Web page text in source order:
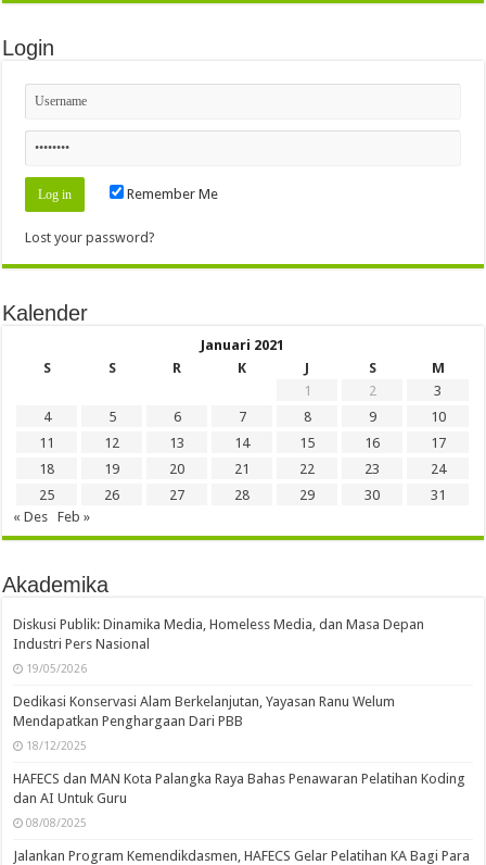
Login
Remember Me
Lost your password?
Kalender
Januari 2021
S
S R K J S
M
1
2
3
4
5 6 7 8 9
10
11
12 13 14 15 16
17
18
19 20 21 22 23
24
25
26 27 28 29 30
31
« Des
Feb »
Akademika
Diskusi Publik: Dinamika Media, Homeless Media, dan Masa Depan
Industri Pers Nasional
19/05/2026
Dedikasi Konservasi Alam Berkelanjutan, Yayasan Ranu Welum
Mendapatkan Penghargaan Dari PBB
18/12/2025
HAFECS dan MAN Kota Palangka Raya Bahas Penawaran Pelatihan Koding
dan AI Untuk Guru
08/08/2025
Jalankan Program Kemendikdasmen, HAFECS Gelar Pelatihan KA Bagi Para